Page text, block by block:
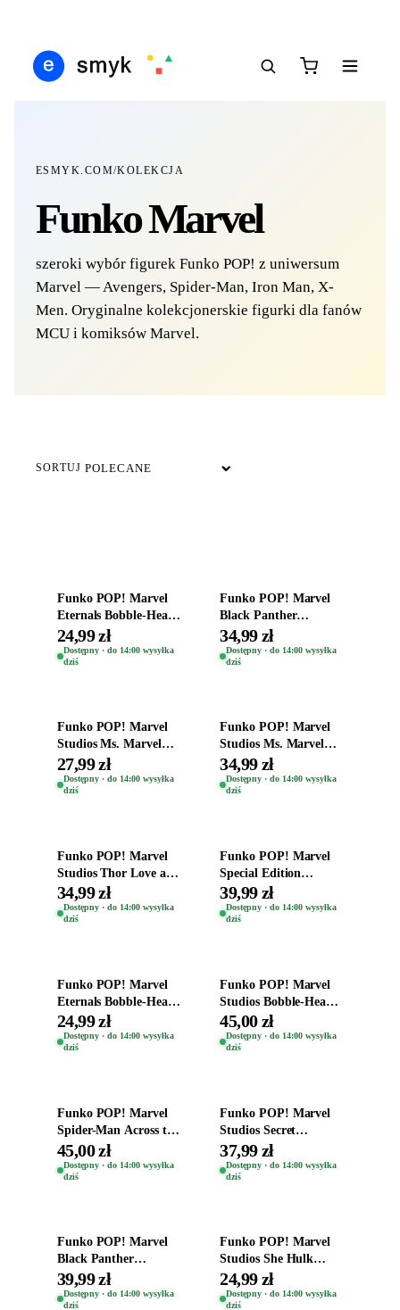
ESMYK.COM/KOLEKCJA
Funko Marvel
szeroki wybór figurek Funko POP! z uniwersum
Marvel — Avengers, Spider-Man, Iron Man, X-
Men. Oryginalne kolekcjonerskie figurki dla fanów
MCU i komiksów Marvel.
SORTUJ
Funko POP! Marvel
Eternals Bobble-Head
Oryginalna Figurka
Dane Whitman 738
24,99 zł
Dostępny · do 14:00 wysyłka
dziś
Funko POP! Marvel
Black Panther
Wakanda Forever
Special Edition Shuri
1173
34,99 zł
Dostępny · do 14:00 wysyłka
dziś
Funko POP! Marvel
Studios Ms. Marvel
Bobble-Head Figurka
Red Dagger 1080
27,99 zł
Dostępny · do 14:00 wysyłka
dziś
Funko POP! Marvel
Studios Ms. Marvel
Bobble-Head Figurka
Kamala Khan 1078
34,99 zł
Dostępny · do 14:00 wysyłka
dziś
Funko POP! Marvel
Studios Thor Love and
Thunder Bobble-Head
Miek 1045
34,99 zł
Dostępny · do 14:00 wysyłka
dziś
Funko POP! Marvel
Special Edition
Bobble-Head Figurka
Captain America 648
39,99 zł
Dostępny · do 14:00 wysyłka
dziś
Funko POP! Marvel
Eternals Bobble-Head
Oryginalna Figurka
Ikaris 727
24,99 zł
Dostępny · do 14:00 wysyłka
dziś
Funko POP! Marvel
Studios Bobble-Head
Hercules (Special
Edition) 1061
45,00 zł
Dostępny · do 14:00 wysyłka
dziś
Funko POP! Marvel
Spider-Man Across the
Spider Verse Medieval
Vulture 1230
45,00 zł
Dostępny · do 14:00 wysyłka
dziś
Funko POP! Marvel
Studios Secret
Invasion Bobble-Head
Figurka Gravik 1331
37,99 zł
Dostępny · do 14:00 wysyłka
dziś
Funko POP! Marvel
Black Panther
Wakanda Forever
Figurka Ironheart Mk
39,99 zł
Dostępny · do 14:00 wysyłka
dziś
Funko POP! Marvel
Studios She Hulk
Bobble-Head Figurka
Titania 1132
24,99 zł
Dostępny · do 14:00 wysyłka
dziś